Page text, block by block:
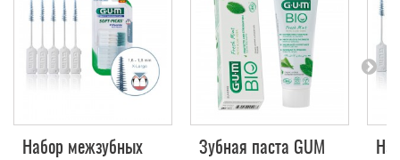
Набор межзубных
Зубная паста GUM